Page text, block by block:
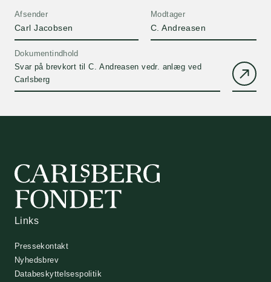
Afsender
Carl Jacobsen
Modtager
C. Andreasen
Dokumentindhold
Svar på brevkort til C. Andreasen vedr. anlæg ved
Carlsberg
Links
Pressekontakt
Nyhedsbrev
Databeskyttelsespolitik